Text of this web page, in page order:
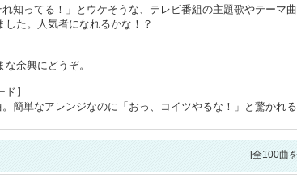
知ってる！」とウケそうな、テレビ番組の主題歌やテーマ曲
た。人気者になれるかな！？
余興にどうぞ。
】
簡単なアレンジなのに「おっ、コイツやるな！」と驚かれ
[全100曲